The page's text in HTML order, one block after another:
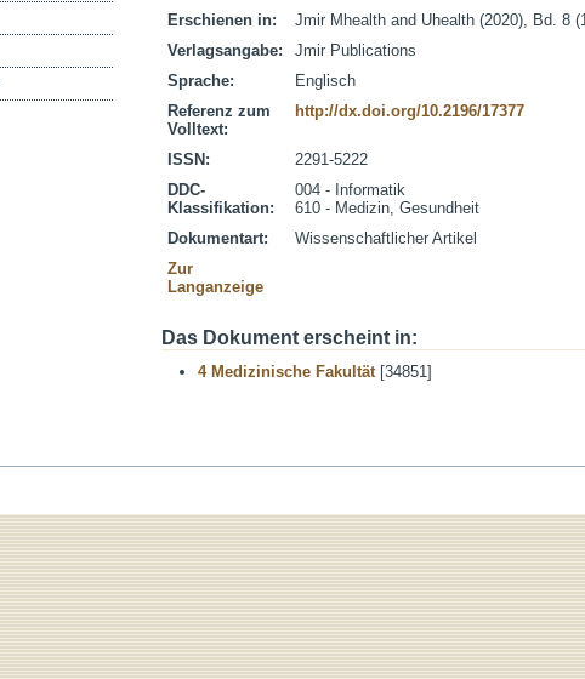
Erschienen in:
Jmir Mhealth and Uhealth (2020), Bd. 8
Verlagsangabe:
Jmir Publications
Sprache:
Englisch
Referenz zum
Volltext:
http://dx.doi.org/10.2196/17377
ISSN:
2291-5222
DDC-
Klassifikation:
004 - Informatik
610 - Medizin, Gesundheit
Dokumentart:
Wissenschaftlicher Artikel
Zur
Langanzeige
Das Dokument erscheint in:
4 Medizinische Fakultät[34851]